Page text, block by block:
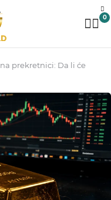
0
na prekretnici: Da li će